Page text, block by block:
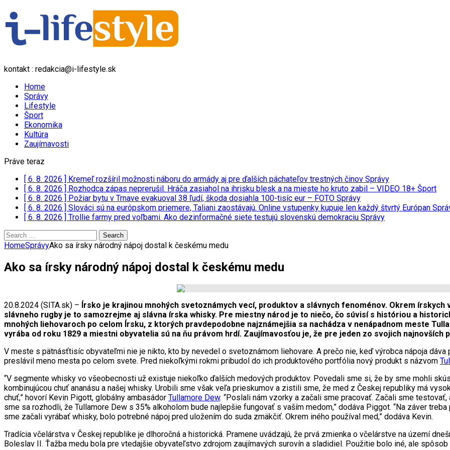
kontakt : redakcia@i-lifestyle.sk
Home
Správy
Lifestyle
Šport
Ekonomika
Kultúra
Zaujímavosti
Práve teraz
[ 6. 8. 2026 ] Kremeľ rozšíril možnosti náboru do armády aj pre ďalších páchateľov trestných činov Správy
[ 6. 8. 2026 ] Rozhodca zápas neprerušil. Hráča zasiahol na ihrisku blesk a na mieste ho kruto zabil – VIDEO 18+ Šport
[ 6. 8. 2026 ] Požiar bytu v Trnave evakuoval 38 ľudí, škoda dosiahla 100-tisíc eur – FOTO Správy
[ 6. 8. 2026 ] Slováci sú na európskom priemere, Taliani zaostávajú. Online vstupenky kupuje len každý štvrtý Európan
[ 6. 8. 2026 ] Trollie farmy pred voľbami. Ako dezinformačné siete testujú slovenskú demokraciu Správy
Search
for:
HomeSprávyAko sa írsky národný nápoj dostal k českému medu
Ako sa írsky národný nápoj dostal k českému medu
20.8.2024 (SITA.sk) – Írsko je krajinou mnohých svetoznámych vecí, produktov a slávnych fenoménov. Okrem írskych
slávneho rugby je to samozrejme aj slávna írska whisky. Pre miestny národ je to niečo, čo súvisí s históriou a
mnohých liehovaroch po celom Írsku, z ktorých pravdepodobne najznámejšia sa nachádza v nenápadnom meste
vyrába od roku 1829 a miestni obyvatelia sú na ňu právom hrdí. Zaujímavosťou je, že pre jeden zo svojich
V meste s pätnásťtisíc obyvateľmi nie je nikto, kto by nevedel o svetoznámom liehovare. A prečo nie, keď výrobca nápoja
preslávil meno mesta po celom svete. Pred niekoľkými rokmi pribudol do ich produktového portfólia nový produkt s názvom
“V segmente whisky vo všeobecnosti už existuje niekoľko ďalších medových produktov. Povedali sme si, že by sme mohli
kombinujúcou chuť ananásu a našej whisky. Urobili sme však veľa prieskumov a zistili sme, že med z Českej republiky má
chuť,” hovorí Kevin Pigott, globálny ambasádor Tullamore Dew. “Poslali nám vzorky a začali sme pracovať. Začali sme
sme sa rozhodli, že Tullamore Dew s 35% alkoholom bude najlepšie fungovať s vaším medom,” dodáva Piggot. “Na záver
sme začali vyrábať whisky, bolo potrebné nápoj pred uložením do suda zmäkčiť. Okrem iného používal med,” dodáva Kevin.
Tradícia včelárstva v Českej republike je dlhoročná a historická. Pramene uvádzajú, že prvá zmienka o včelárstve na území
Boleslav II. Ťažba medu bola pre vtedajšie obyvateľstvo zdrojom zaujímavých surovín a sladidiel. Použitie bolo iné, ale